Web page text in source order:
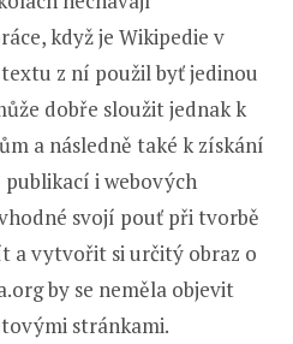
když je Wikipedie v
z ní použil byť jedinou
dobře sloužit jednak k
a následně také k získání
i webových
svojí pouť při tvorbě
a vytvořit si určitý obraz o
by se neměla objevit
stránkami.